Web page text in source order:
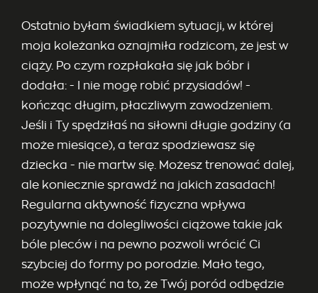
Ostatnio byłam świadkiem sytuacji, w której
moja koleżanka oznajmiła rodzicom, że jest w
ciąży. Po czym rozpłakała się jak bóbr i
dodała: - I nie mogę robić przysiadów! -
kończąc długim, płaczliwym zawodzeniem.
Jeśli i Ty spędziłaś na siłowni długie godziny (a
może miesiące), a teraz spodziewasz się
dziecka - nie martw się. Możesz trenować dalej,
ale koniecznie sprawdź na jakich zasadach!
Regularna aktywność fizyczna wpływa
pozytywnie na dolegliwości ciążowe takie jak
bóle pleców i na pewno pozwoli wrócić Ci
szybciej do formy po porodzie. Mało tego,
może wpłynąć na to, że Twój poród odbędzie